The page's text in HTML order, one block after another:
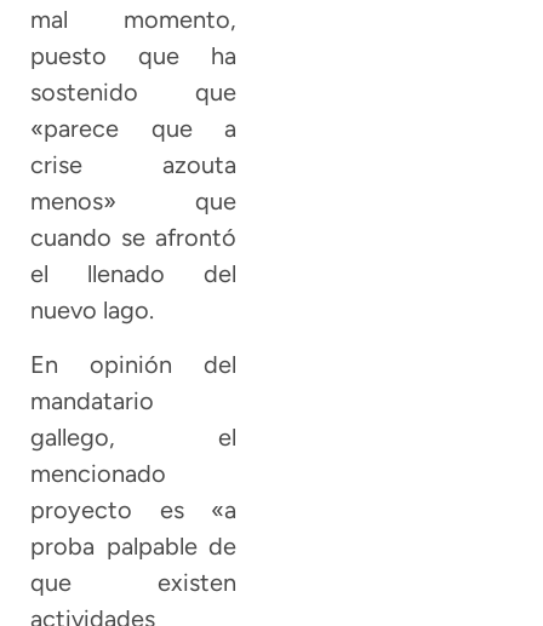
mal momento,
puesto que ha
sostenido que
«parece que a
crise azouta
menos» que
cuando se afrontó
el llenado del
nuevo lago.
En opinión del
mandatario
gallego, el
mencionado
proyecto es «a
proba palpable de
que existen
actividades